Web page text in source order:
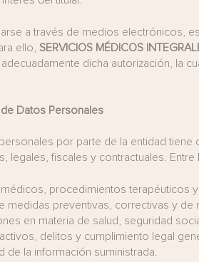
a través de medios electrónicos,
ello, SERVICIOS MÉDICOS
dicha autorización, la
Datos Personales
por parte de la entidad
legales, fiscales y contractuales.
procedimientos terapéuticos
medidas preventivas, correctivas y de
en materia de salud, seguridad
delitos y cumplimiento legal
de la información suministrada.